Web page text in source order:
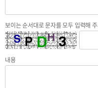
보이는 순서대로 문자를 모두 입력해
내용